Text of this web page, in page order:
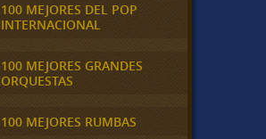
100 MEJORES DEL POP
INTERNACIONAL
100 MEJORES GRANDES
ORQUESTAS
100 MEJORES RUMBAS